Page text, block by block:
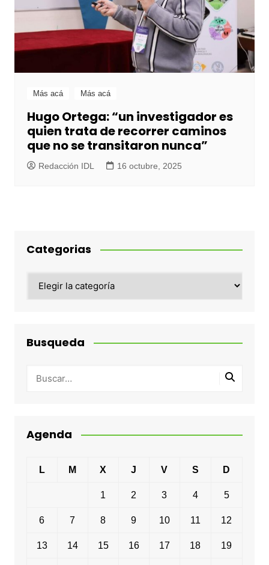
Más acá Más acá
Hugo Ortega: “un investigador es
quien trata de recorrer caminos
que no se transitaron nunca”
Redacción IDL 16 octubre, 2025
Categorias
Busqueda
Agenda
L M X J V S D
1 2 3 4 5
6 7 8 9 10 11 12
13 14 15 16 17 18 19